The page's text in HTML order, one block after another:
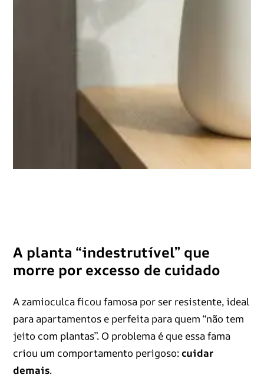
A planta “indestrutível” que
morre por excesso de cuidado
A zamioculca ficou famosa por ser resistente, ideal
para apartamentos e perfeita para quem “não tem
jeito com plantas”. O problema é que essa fama
criou um comportamento perigoso:cuidar
demais.